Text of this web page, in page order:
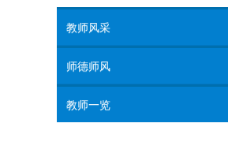
教师风采
师德师风
教师一览